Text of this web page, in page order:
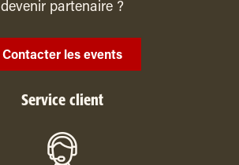
devenir partenaire ?
Contacter les events
Service client